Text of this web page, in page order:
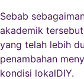
Sebab
akademik
yang telah lebih
penambahan
kondisi lokalDIY.